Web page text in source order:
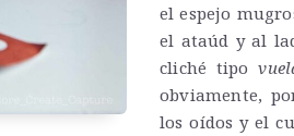
el espejo
el ataúd y al
cliché tipo
obviamente,
los oídos y el